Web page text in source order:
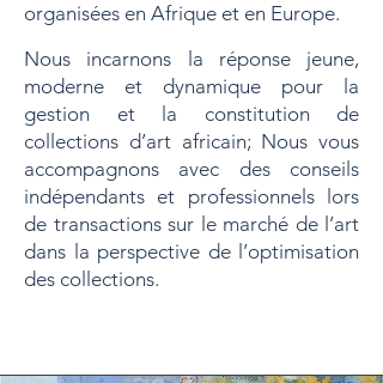
organisées en Afrique et en Europe.
Nous incarnons la réponse jeune,
moderne et dynamique pour la
gestion et la constitution de
collections d’art africain; Nous vous
accompagnons avec des conseils
indépendants et professionnels lors
de transactions sur le marché de l’art
dans la perspective de l’optimisation
des collections.